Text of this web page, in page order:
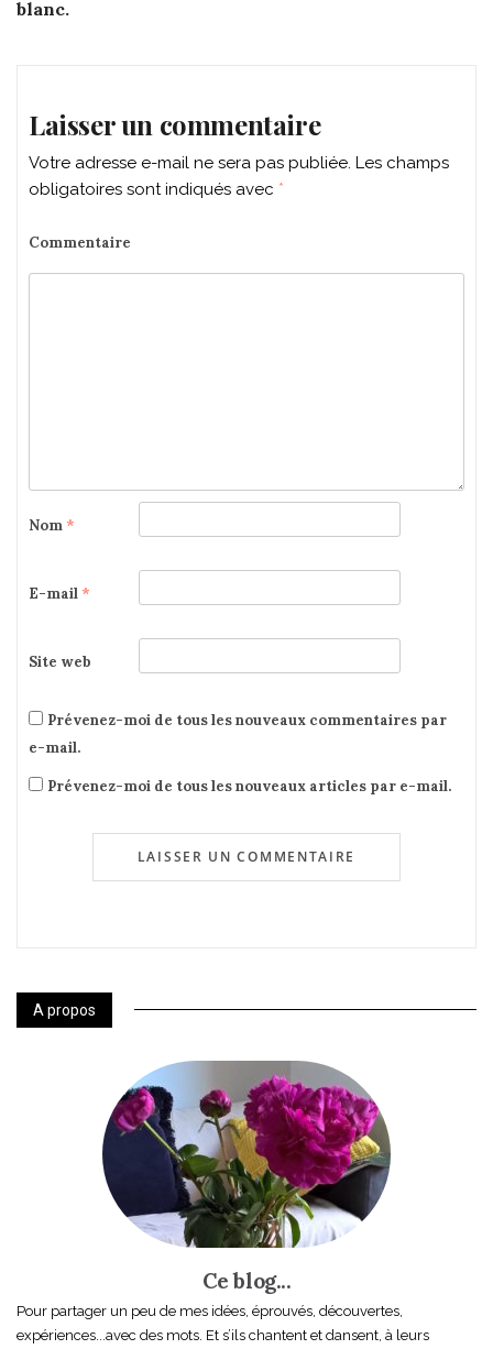
navigation
blanc.
Laisser un commentaire
Votre adresse e-mail ne sera pas publiée. Les champs
obligatoires sont indiqués avec *
Commentaire
Nom *
E-mail *
Site web
Prévenez-moi de tous les nouveaux commentaires par
e-mail.
Prévenez-moi de tous les nouveaux articles par e-mail.
A propos
Ce blog...
Pour partager un peu de mes idées, éprouvés, découvertes,
expériences...avec des mots. Et s’ils chantent et dansent, à leurs